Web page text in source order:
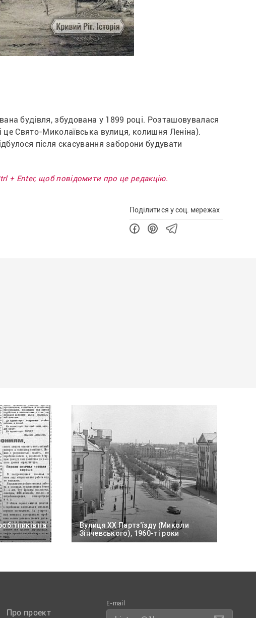
будівля, збудована у 1899 році. Розташовувалася
це Свято-Миколаївська вулиця, колишня Леніна).
після скасування заборони будувати
+ Enter, щоб повідомити про це редакцію.
Поділитися у соц. мережах
на
Вулиця XX Партз'їзду (Миколи
Зінчевського), 1960-ті роки
Про проект
E-mail